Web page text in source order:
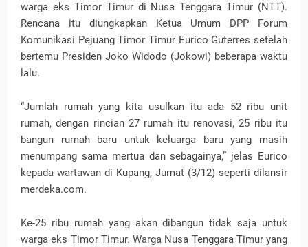
warga eks Timor Timur di Nusa Tenggara Timur (NTT).
Rencana itu diungkapkan Ketua Umum DPP Forum
Komunikasi Pejuang Timor Timur Eurico Guterres setelah
bertemu Presiden Joko Widodo (Jokowi) beberapa waktu
lalu.
“Jumlah rumah yang kita usulkan itu ada 52 ribu unit
rumah, dengan rincian 27 rumah itu renovasi, 25 ribu itu
bangun rumah baru untuk keluarga baru yang masih
menumpang sama mertua dan sebagainya,” jelas Eurico
kepada wartawan di Kupang, Jumat (3/12) seperti dilansir
merdeka.com.
Ke-25 ribu rumah yang akan dibangun tidak saja untuk
warga eks Timor Timur. Warga Nusa Tenggara Timur yang